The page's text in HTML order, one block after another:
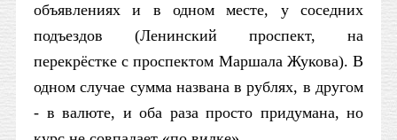
объявлениях и в одном месте, у соседних
подъездов (Ленинский проспект, на
перекрёстке с проспектом Маршала Жукова). В
одном случае сумма названа в рублях, в другом
- в валюте, и оба раза просто придумана, но